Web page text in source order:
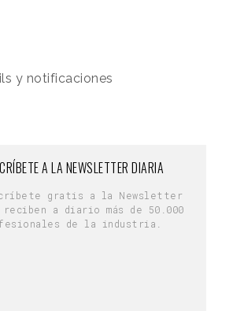
y notificaciones
A LA NEWSLETTER DIARIA
gratis a la Newsletter
reciben a diario más de 50.000
de la industria.